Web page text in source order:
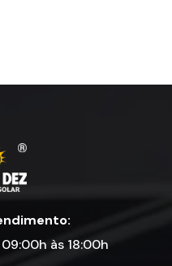
às 18:00h